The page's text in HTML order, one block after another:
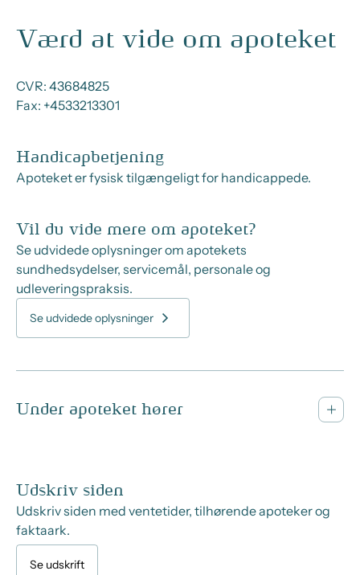
Værd at vide om apoteket
CVR: 43684825
Fax: +4533213301
Handicapbetjening
Apoteket er fysisk tilgængeligt for handicappede.
Vil du vide mere om apoteket?
Se udvidede oplysninger om apotekets
sundhedsydelser, servicemål, personale og
udleveringspraksis.
Se udvidede oplysninger
Under apoteket hører
Udskriv siden
Udskriv siden med ventetider, tilhørende apoteker og
faktaark.
Se udskrift